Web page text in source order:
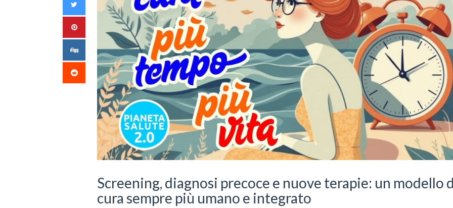
Screening, diagnosi precoce e nuove terapie: un modello
cura sempre più umano e integrato